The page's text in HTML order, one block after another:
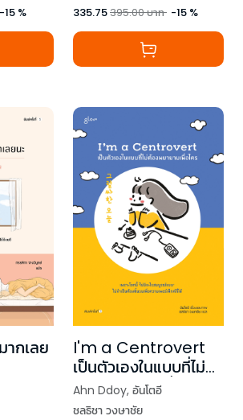
-15 % 335.75395.00บาท -15 %
ากเลย
I'm a Centrovert
เป็นตัวเองในแบบที่ไม่
ต้องพยายามเพื่อใคร
Ahn Ddoy, อันโตอี
ชลธิชา วงษาชัย